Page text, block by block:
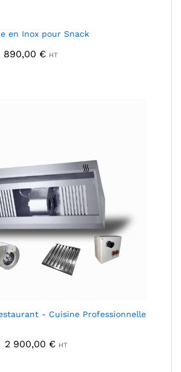
en Inox pour Snack
890,00 €Plage
HT
- Cuisine Professionnelle
2 900,00 €Plage
HT